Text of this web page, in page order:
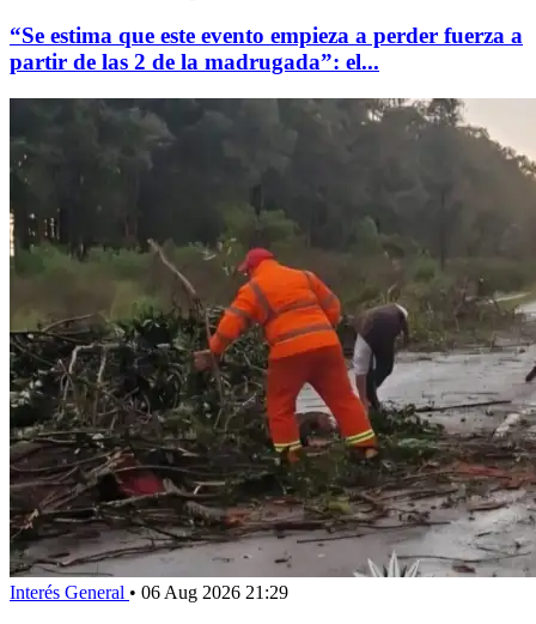
“Se estima que este evento empieza a perder fuerza a
partir de las 2 de la madrugada”: el...
Interés General • 06 Aug 2026 21:29